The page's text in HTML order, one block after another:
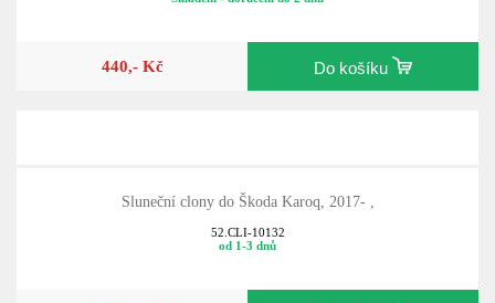
440,- Kč Do košíku
Sluneční clony do Škoda Karoq, 2017- ,
52.CLI-10132
od 1-3 dnů